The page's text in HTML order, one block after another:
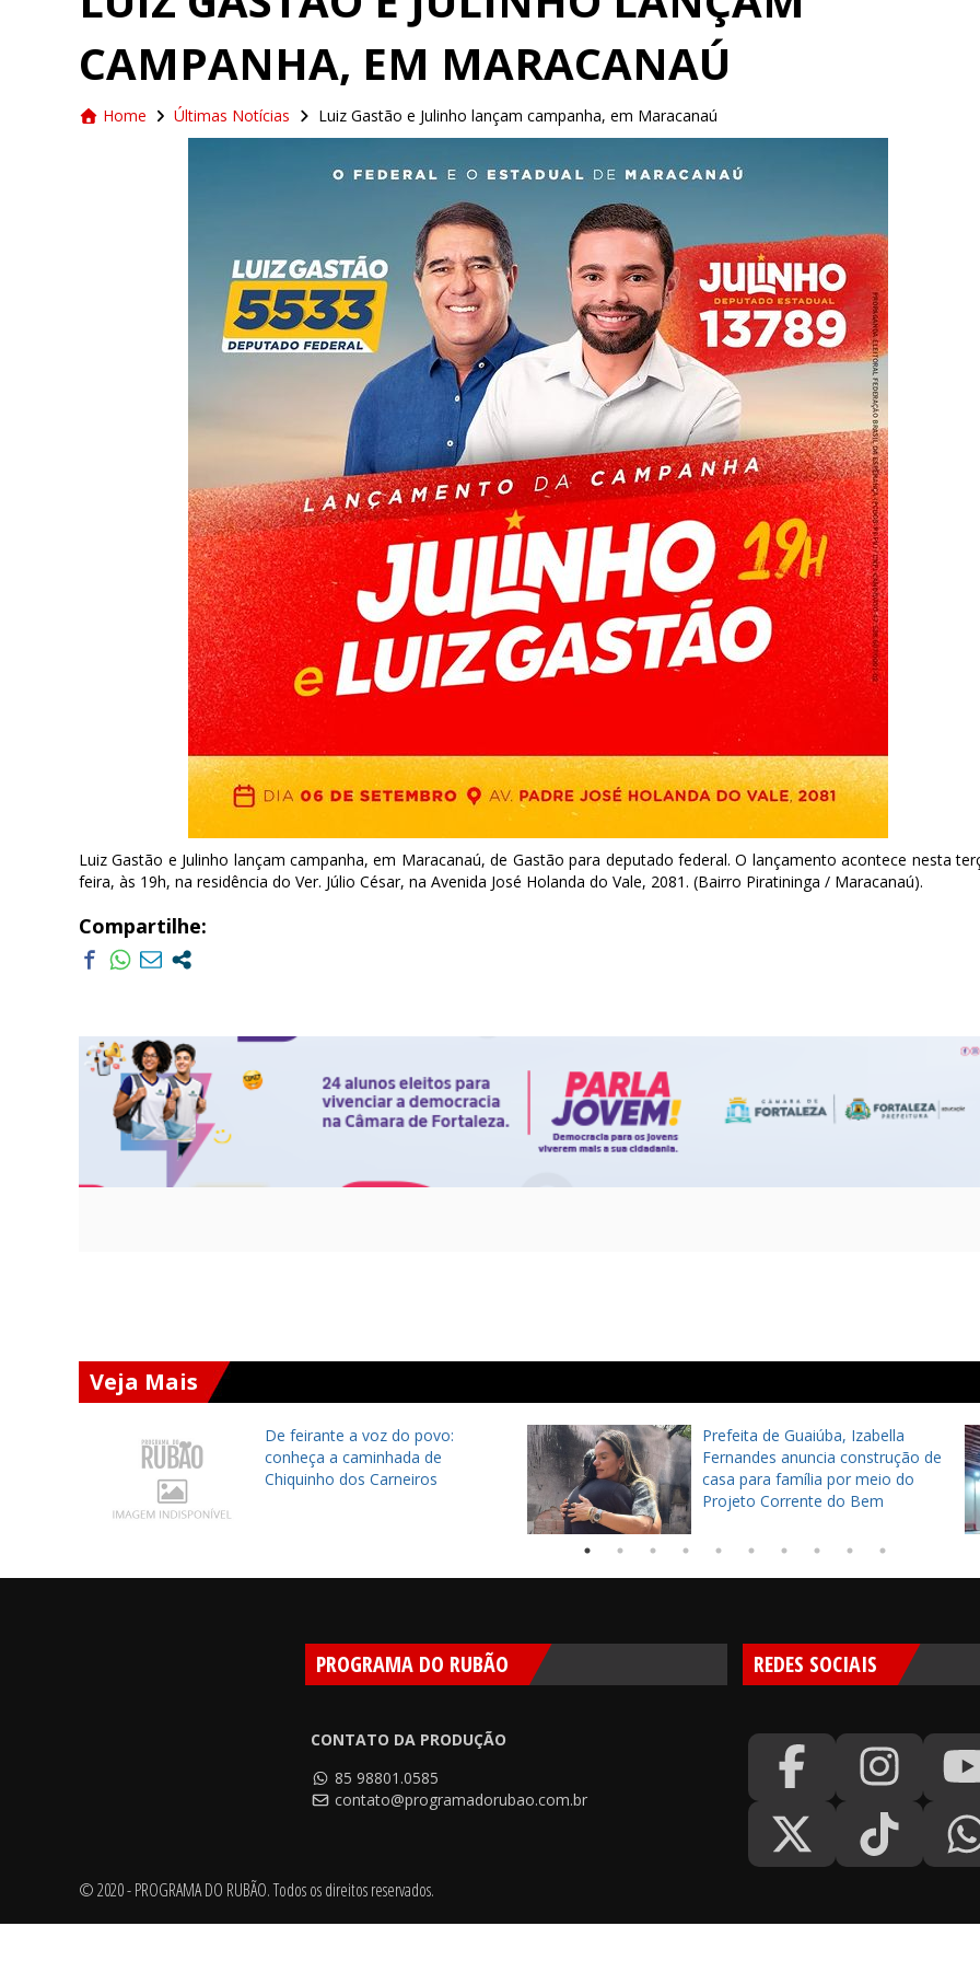
CAMPANHA, EM MARACANAÚ
Home Últimas Notícias Luiz Gastão e Julinho lançam campanha, em Maracanaú
Luiz Gastão e Julinho lançam campanha, em Maracanaú, de Gastão para deputado federal. O lançamento acontece nesta
feira, às 19h, na residência do Ver. Júlio César, na Avenida José Holanda do Vale, 2081. (Bairro Piratininga / Maracanaú).
Compartilhe:
Veja Mais
De feirante a voz do povo:
conheça a caminhada de
Chiquinho dos Carneiros
Prefeita de Guaiúba, Izabella
Fernandes anuncia construção de
casa para família por meio do
Projeto Corrente do Bem
PROGRAMA DO RUBÃO
CONTATO DA PRODUÇÃO
85 98801.0585
contato@programadorubao.com.br
REDES SOCIAIS
© 2020 - PROGRAMA DO RUBÃO. Todos os direitos reservados.